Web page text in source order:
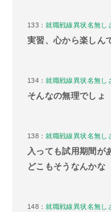
133：就職戦線異状名無し
実習、心から楽しん
134：就職戦線異状名無し
そんなの無理でしょ
138：就職戦線異状名無し
入っても試用期間が
どこもそうなんかな
148：就職戦線異状名無し